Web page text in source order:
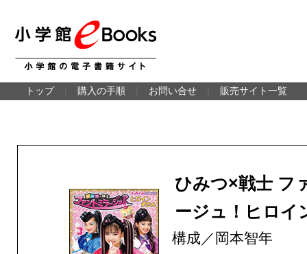
トップ 購入の手順 お問い合せ 販売サイト一覧
ひみつ×戦士 フ
ージュ！ヒロイ
構成／岡本智年